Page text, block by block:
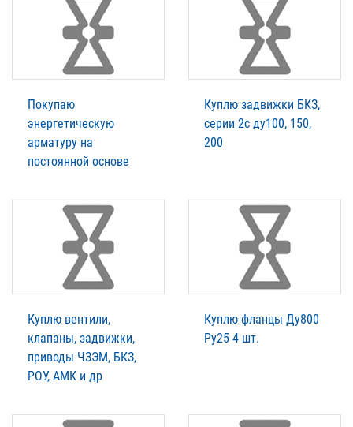
Покупаю
энергетическую
арматуру на
постоянной основе
Куплю задвижки БКЗ,
серии 2с ду100, 150,
200
Куплю вентили,
клапаны, задвижки,
приводы ЧЗЭМ, БКЗ,
РОУ, АМК и др
Куплю фланцы Ду800
Ру25 4 шт.